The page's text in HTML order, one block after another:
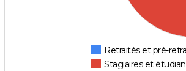
Retraités et pré-
Stagiaires et